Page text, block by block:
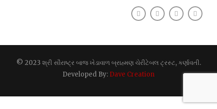
© 2023 શ્રી સૌરાષ્ટ્ર બાજ ખેડાવાળ બ્રાહ્મણ ચેરીટેબલ ટ્રસ્ટ, કર્ણાવતી.
Developed By: Dave Creation